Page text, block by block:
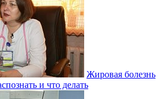
Жировая болезнь
и что делать